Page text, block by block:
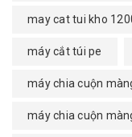
may cat tui kho
máy cắt túi pe
máy chia cuộn
máy chia cuộn